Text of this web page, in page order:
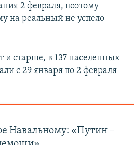
2 февраля, поэтому
на реальный не успело
и старше, в 137 населенных
с 29 января по 2 февраля
Навальному: «Путин –